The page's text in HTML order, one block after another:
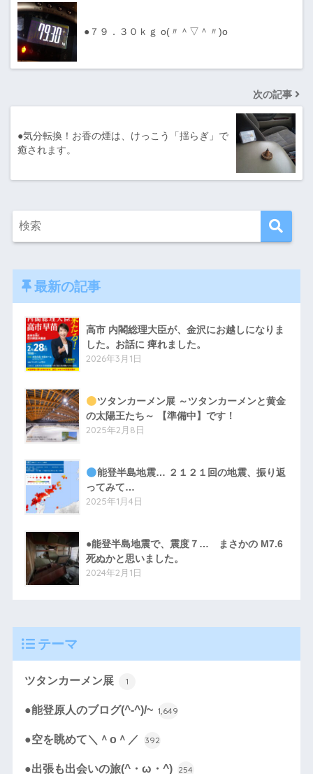
●７９．３０ｋｇ o(〃＾▽＾〃)o
次の記事
●気分転換！お香の煙は、けっこう「揺らぎ」で
癒されます。
最新の記事
高市 内閣総理大臣が、金沢にお越しになりま
した。お話に 痺れました。
2026年3月1日
ツタンカーメン展 ～ツタンカーメンと黄金
の太陽王たち～ 【準備中】です！
2025年2月8日
能登半島地震… ２１２１回の地震、振り返
ってみて…
2025年1月4日
●能登半島地震で、震度７… まさかの M7.6
死ぬかと思いました。
2024年2月1日
テーマ
ツタンカーメン展 1
●能登原人のブログ(^-^)/~ 1,649
●空を眺めて＼＾o＾／ 392
●出張も出会いの旅(^・ω・^) 254